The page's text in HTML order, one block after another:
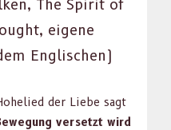
The Spir­it of
eigene
Englis­chen)
der Liebe sagt
ver­set­zt wird